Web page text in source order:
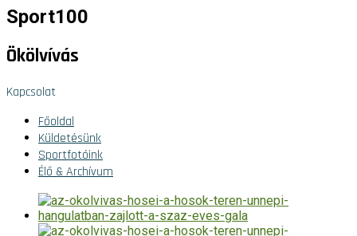
Sport100
Ökölvívás
Kapcsolat
Főoldal
Küldetésünk
Sportfotóink
Élő & Archívum